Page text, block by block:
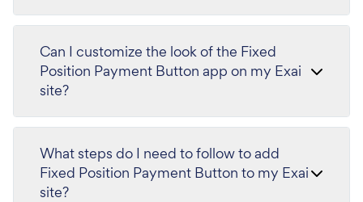
Can I customize the look of the Fixed
Position Payment Button app on my Exai
site?
What steps do I need to follow to add
Fixed Position Payment Button to my Exai
site?